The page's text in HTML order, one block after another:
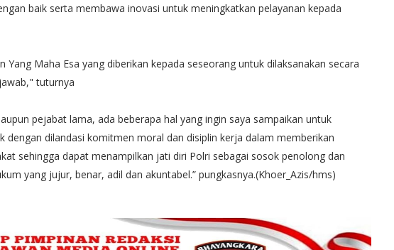
baik serta membawa inovasi untuk meningkatkan pelayanan kepada
Yang Maha Esa yang diberikan kepada seseorang untuk dilaksanakan secara
tuturnya
pejabat lama, ada beberapa hal yang ingin saya sampaikan untuk
dengan dilandasi komitmen moral dan disiplin kerja dalam memberikan
sehingga dapat menampilkan jati diri Polri sebagai sosok penolong dan
yang jujur, benar, adil dan akuntabel.” pungkasnya.(Khoer_Azis/hms)